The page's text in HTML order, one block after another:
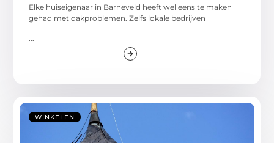
Elke huiseigenaar in Barneveld heeft wel eens te maken
gehad met dakproblemen. Zelfs lokale bedrijven
WINKELEN